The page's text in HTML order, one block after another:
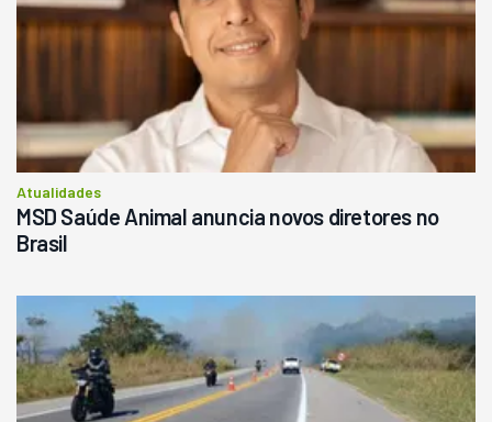
Atualidades
MSD Saúde Animal anuncia novos diretores no
Brasil